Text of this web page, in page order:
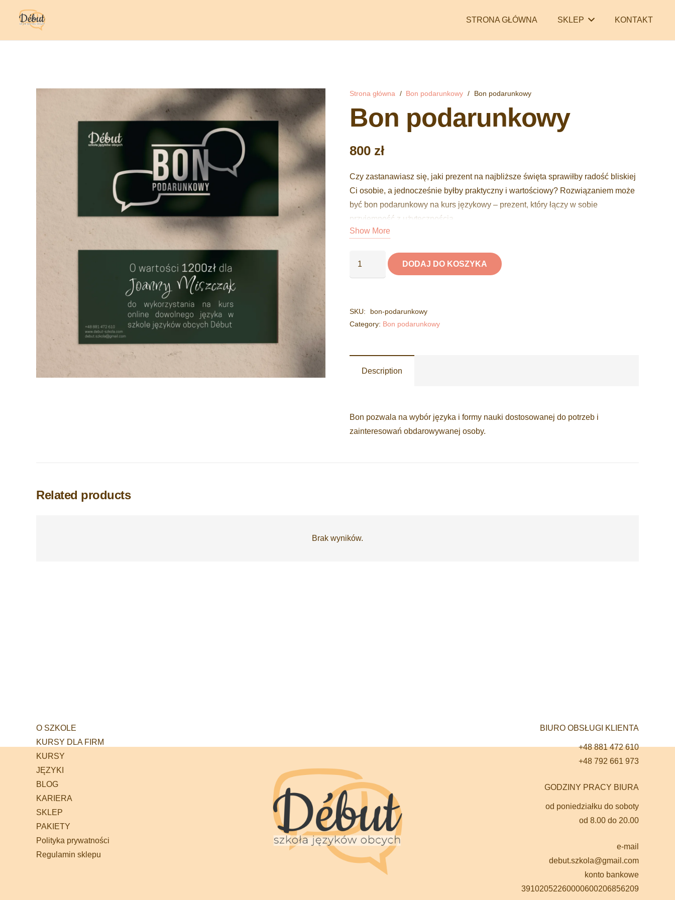
STRONA GŁÓWNA SKLEP KONTAKT
Strona główna / Bon podarunkowy / Bon podarunkowy
Bon podarunkowy
800 zł
Czy zastanawiasz się, jaki prezent na najbliższe święta sprawiłby radość bliskiej
Ci osobie, a jednocześnie byłby praktyczny i wartościowy? Rozwiązaniem może
być bon podarunkowy na kurs językowy – prezent, który łączy w sobie
przyjemność z użytecznością.
Show More
DODAJ DO KOSZYKA
SKU:
bon-podarunkowy
Category: Bon podarunkowy
Description
Bon pozwala na wybór języka i formy nauki dostosowanej do potrzeb i
zainteresowań obdarowywanej osoby.
Related products
Brak wyników.
O SZKOLE
KURSY DLA FIRM
KURSY
JĘZYKI
BLOG
KARIERA
SKLEP
PAKIETY
Polityka prywatności
Regulamin sklepu
BIURO OBSŁUGI KLIENTA
+48 881 472 610
+48 792 661 973
GODZINY PRACY BIURA
od poniedziałku do soboty
od 8.00 do 20.00
e-mail
debut.szkola@gmail.com
konto bankowe
39102052260000600206856209